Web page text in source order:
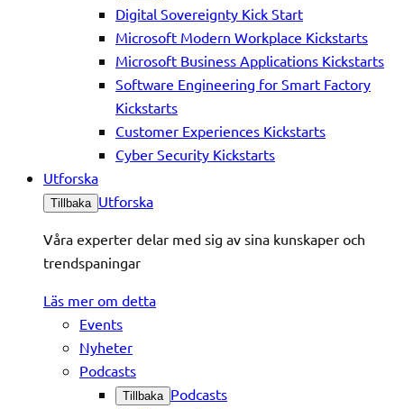
Digital Sovereignty Kick Start
Microsoft Modern Workplace Kickstarts
Microsoft Business Applications Kickstarts
Software Engineering for Smart Factory
Kickstarts
Customer Experiences Kickstarts
Cyber Security Kickstarts
Utforska
Tillbaka Utforska
Våra experter delar med sig av sina kunskaper och
trendspaningar
Läs mer om detta
Events
Nyheter
Podcasts
Tillbaka Podcasts